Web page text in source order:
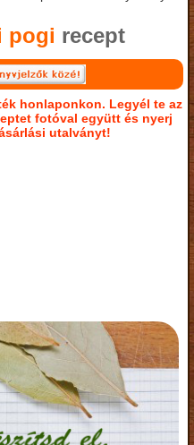
pogi recept
honlaponkon. Legyél te az
fotóval együtt és nyerj
utalványt!